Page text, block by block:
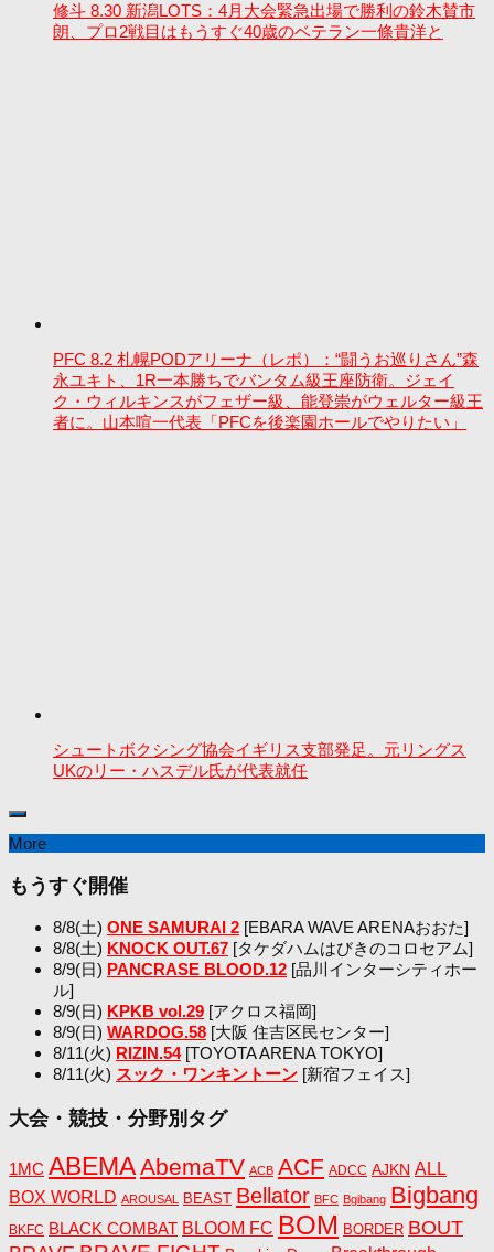
修斗 8.30 新潟LOTS：4月大会緊急出場で勝利の鈴木賛市
朗、プロ2戦目はもうすぐ40歳のベテラン一條貴洋と
PFC 8.2 札幌PODアリーナ（レポ）：“闘うお巡りさん”森
永ユキト、1R一本勝ちでバンタム級王座防衛。ジェイ
ク・ウィルキンスがフェザー級、能登崇がウェルター級王
者に。山本喧一代表「PFCを後楽園ホールでやりたい」
シュートボクシング協会イギリス支部発足。元リングス
UKのリー・ハスデル氏が代表就任
More
もうすぐ開催
8/8(土) ONE SAMURAI 2 [EBARA WAVE ARENAおおた]
8/8(土) KNOCK OUT.67 [タケダハムはびきのコロセアム]
8/9(日) PANCRASE BLOOD.12 [品川インターシティホー
ル]
8/9(日) KPKB vol.29 [アクロス福岡]
8/9(日) WARDOG.58 [大阪 住吉区民センター]
8/11(火) RIZIN.54[TOYOTA ARENA TOKYO]
8/11(火) スック・ワンキントーン [新宿フェイス]
大会・競技・分野別タグ
1MC ABEMAAbemaTV ACB ACF ADCC AJKN ALL
BOX WORLD AROUSAL BEAST Bellator BFC Bgibang Bigbang
BKFC BLACK COMBAT BLOOM FC BOM BORDER BOUT